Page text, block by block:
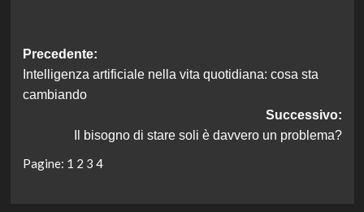
Navigazione
articolo
Precedente:
Intelligenza artificiale nella vita quotidiana: cosa sta
cambiando
Successivo:
Il bisogno di stare soli è davvero un problema?
Pagine: 1 2 3 4